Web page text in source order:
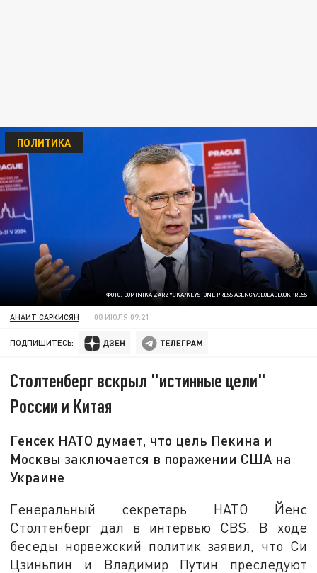
ФОТО: DOMINIKA ZARZYCKA/KEYSTONE PRESS AGENCY/GLOBALLOOKPRESS
ПОЛИТИКА
АНАИТ САРКИСЯН 08 ИЮЛЯ 09:21
ПОДПИШИТЕСЬ:
Столтенберг вскрыл "истинные цели"
России и Китая
Генсек НАТО думает, что цель Пекина и
Москвы заключается в поражении США на
Украине
Генеральный секретарь НАТО Йенс
Столтенберг дал в интервью CBS. В ходе
беседы норвежский политик заявил, что Си
Цзиньпин и Владимир Путин преследуют